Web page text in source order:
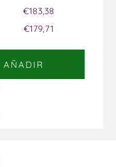
€183,38
€179,71
AÑADIR